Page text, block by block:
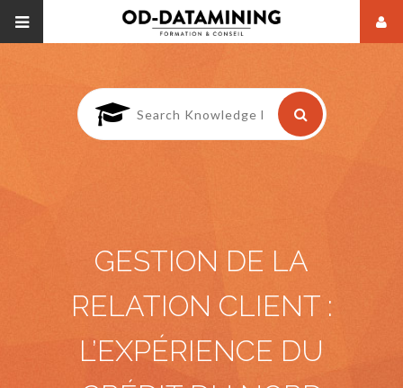
GESTION DE LA
RELATION CLIENT :
L’EXPÉRIENCE DU